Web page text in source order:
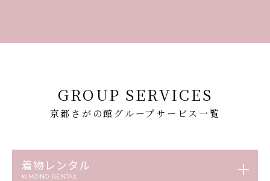
GROUP SERVICES
京都さがの館グループサービス一覧
着物レンタル
KIMONO RENTAL